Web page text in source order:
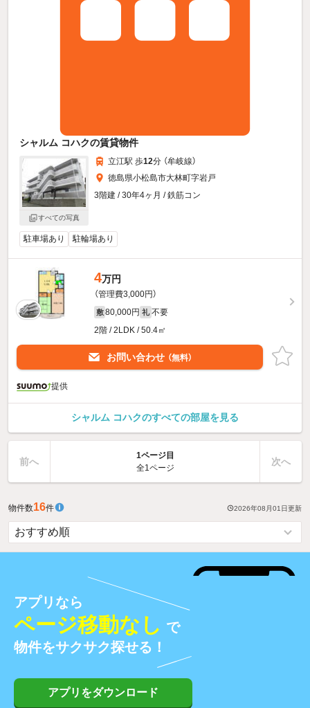
シャルム コハクの賃貸物件
すべての写真
立江駅 歩12分 （牟岐線）
徳島県小松島市大林町字岩戸
3階建 / 30年4ヶ月 / 鉄筋コン
駐車場あり 駐輪場あり
4万円
（管理費3,000円）
敷 80,000円 礼 不要
2階 / 2LDK / 50.4㎡
お問い合わせ （無料）
提供
シャルム コハクのすべての部屋を見る
前へ
1ページ目
全1ページ
次へ
物件数16件 2026年08月01日更新
アプリなら
ページ移動なし で
物件をサクサク探せる！
アプリをダウンロード